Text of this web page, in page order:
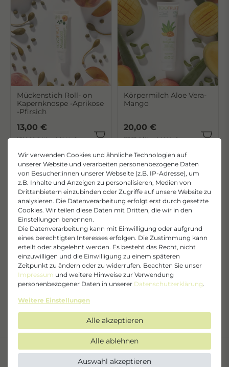
Mückenstich Roll- on
Kapernknospe -Aprikose
-Pfirsich
13,00 €
1.300,00 € / Liter, inkl. MwSt.
Körpermilch Aloe Vera-
Mango
20,00 €
133,33 € / Liter, inkl. MwSt.
Massagebalsam
Aprikose-Kamille
18,00 €
240,00 € / Liter, inkl. MwSt.
Intimhygieneschaum
Aloe Vera-Pfirsich
16,00 €
Wir verwenden Cookies und ähnliche Technologien auf
unserer Website und verarbeiten personenbezogene Daten
von Besucher:innen unserer Webseite (z.B. IP-Adresse), um
z.B. Inhalte und Anzeigen zu personalisieren, Medien von
Drittanbietern einzubinden oder Zugriffe auf unsere Website zu
analysieren. Die Datenverarbeitung erfolgt erst durch gesetzte
Cookies. Wir teilen diese Daten mit Dritten, die wir in den
Einstellungen benennen.
Die Datenverarbeitung kann mit Einwilligung oder aufgrund
eines berechtigten Interesses erfolgen. Die Zustimmung kann
erteilt oder abgelehnt werden. Es besteht das Recht, nicht
einzuwilligen und die Einwilligung zu einem späteren
Zeitpunkt zu ändern oder zu widerrufen. Beachten Sie unser
Impressum und weitere Hinweise zur Verwendung
personenbezogener Daten in unserer Daten­schutz­erklärung.
Weitere Einstellungen
Alle akzeptieren
Alle ablehnen
Auswahl akzeptieren